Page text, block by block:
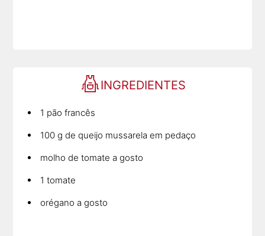
INGREDIENTES
1 pão francês
100 g de queijo mussarela em pedaço
molho de tomate a gosto
1 tomate
orégano a gosto